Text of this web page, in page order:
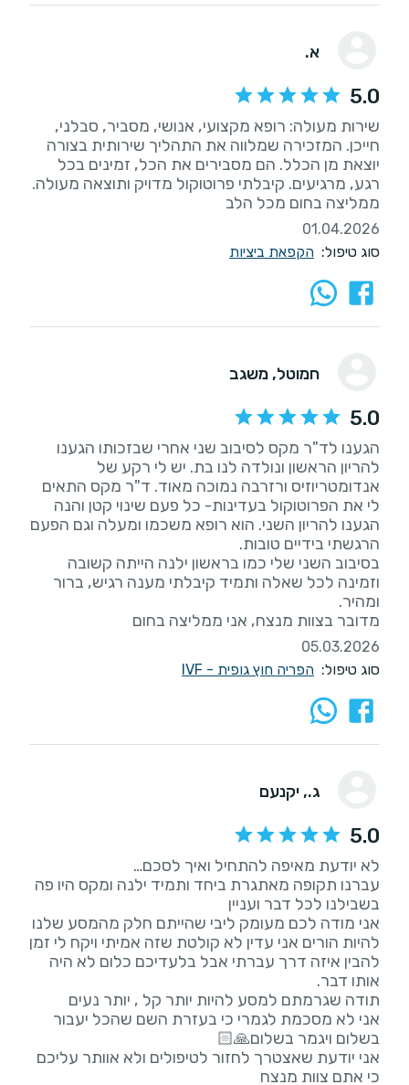
א.
5.0
שירות מעולה: רופא מקצועי, אנושי, מסביר, סבלני,
חייכן. המזכירה שמלווה את התהליך שירותית בצורה
יוצאת מן הכלל. הם מסבירים את הכל, זמינים בכל
רגע, מרגיעים. קיבלתי פרוטוקול מדויק ותוצאה מעולה.
ממליצה בחום מכל הלב
01.04.2026
סוג טיפול: הקפאת ביציות
חמוטל, משגב
5.0
הגענו לד"ר מקס לסיבוב שני אחרי שבזכותו הגענו
להריון הראשון ונולדה לנו בת. יש לי רקע של
אנדומטריוזיס ורזרבה נמוכה מאוד. ד"ר מקס התאים
לי את הפרוטוקול בעדינות- כל פעם שינוי קטן והנה
הגענו להריון השני. הוא רופא משכמו ומעלה וגם הפעם
בסיבוב השני שלי כמו בראשון ילנה הייתה קשובה
וזמינה לכל שאלה ותמיד קיבלתי מענה רגיש, ברור
מדובר בצוות מנצח, אני ממליצה בחום
05.03.2026
סוג טיפול: הפריה חוץ גופית - IVF
ג., יקנעם
5.0
עברנו תקופה מאתגרת ביחד ותמיד ילנה ומקס היו פה
אני מודה לכם מעומק ליבי שהייתם חלק מהמסע שלנו
להיות הורים אני עדין לא קולטת שזה אמיתי ויקח לי זמן
להבין איזה דרך עברתי אבל בלעדיכם כלום לא היה
אני לא מסכמת לגמרי כי בעזרת השם שהכל יעבור
אני יודעת שאצטרך לחזור לטיפולים ולא אוותר עליכם